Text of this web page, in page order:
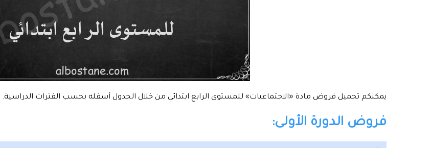
يمكنكم تحميل فروض مادة «الاجتماعيات» للمستوى الرابع ابتدائي من خلال الجدول أسفله بحسب الفترات الدراسية.
فروض الدورة الأولى: